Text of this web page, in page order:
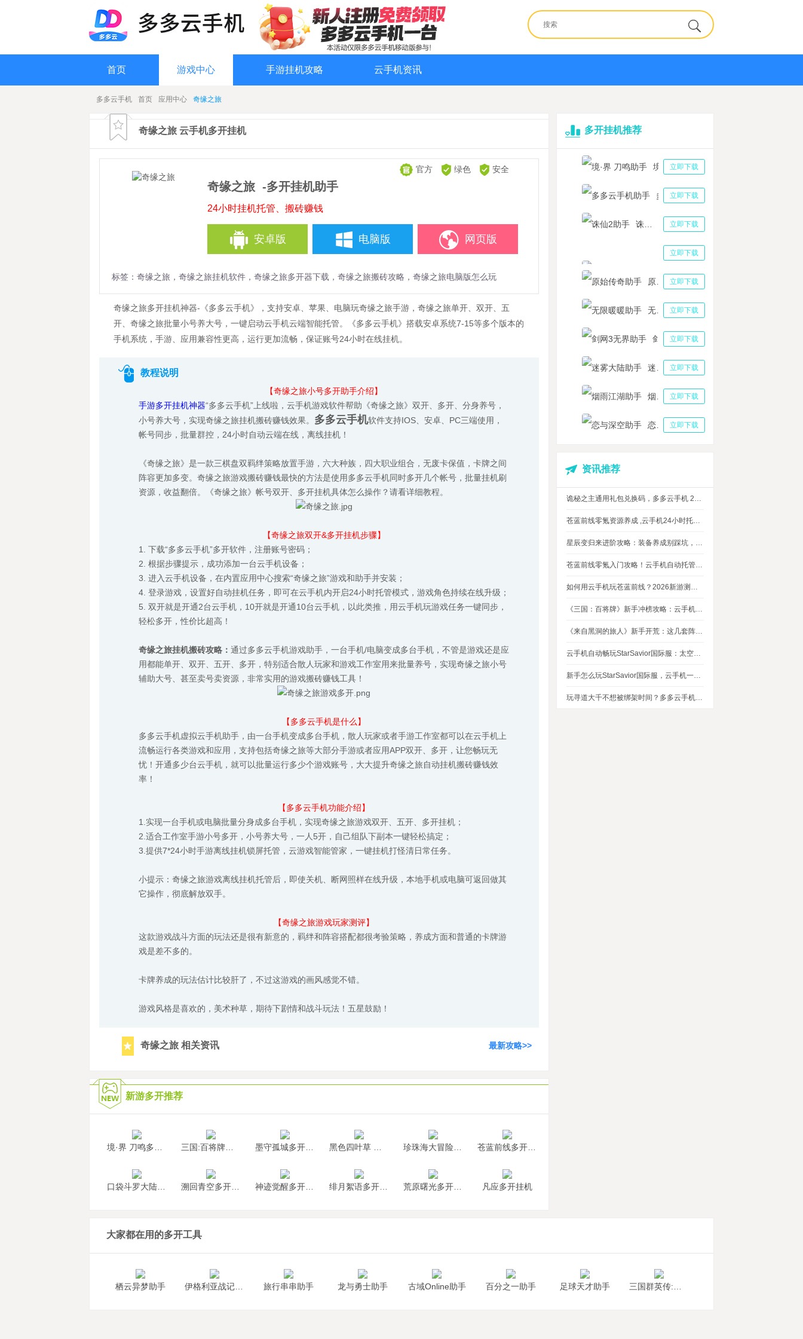
首页 游戏中心 手游挂机攻略 云手机资讯
多多云手机 首页 应用中心 奇缘之旅
奇缘之旅 云手机多开挂机
奇缘之旅 -多开挂机助手
24小时挂机托管、搬砖赚钱
官方 绿色 安全
安卓版 电脑版 网页版
标签：奇缘之旅，奇缘之旅挂机软件，奇缘之旅多开器下载，奇缘之旅搬砖攻略，奇缘之旅电脑版怎么玩
奇缘之旅多开挂机神器-《多多云手机》，支持安卓、苹果、电脑玩奇缘之旅手游，奇缘之旅单开、双开、五
开、奇缘之旅批量小号养大号，一键启动云手机云端智能托管。《多多云手机》搭载安卓系统7-15等多个版本的
手机系统，手游、应用兼容性更高，运行更加流畅，保证账号24小时在线挂机。
教程说明
【奇缘之旅小号多开助手介绍】
手游多开挂机神器“多多云手机”上线啦，云手机游戏软件帮助《奇缘之旅》双开、多开、分身养号，
小号养大号，实现奇缘之旅挂机搬砖赚钱效果。 多多云手机软件支持IOS、安卓、PC三端使用，
帐号同步，批量群控，24小时自动云端在线，离线挂机！
《奇缘之旅》是一款三棋盘双羁绊策略放置手游，六大种族，四大职业组合，无废卡保值，卡牌之间
阵容更加多变。奇缘之旅游戏搬砖赚钱最快的方法是使用多多云手机同时多开几个帐号，批量挂机刷
资源，收益翻倍。《奇缘之旅》帐号双开、多开挂机具体怎么操作？请看详细教程。
【奇缘之旅双开&多开挂机步骤】
1. 下载“多多云手机”多开软件，注册账号密码；
2. 根据步骤提示，成功添加一台云手机设备；
3. 进入云手机设备，在内置应用中心搜索“奇缘之旅”游戏和助手并安装；
4. 登录游戏，设置好自动挂机任务，即可在云手机内开启24小时托管模式，游戏角色持续在线升级；
5. 双开就是开通2台云手机，10开就是开通10台云手机，以此类推，用云手机玩游戏任务一键同步，
轻松多开，性价比超高！
奇缘之旅挂机搬砖攻略： 通过多多云手机游戏助手，一台手机/电脑变成多台手机，不管是游戏还是应
用都能单开、双开、五开、多开，特别适合散人玩家和游戏工作室用来批量养号，实现奇缘之旅小号
辅助大号、甚至卖号卖资源，非常实用的游戏搬砖赚钱工具！
【多多云手机是什么】
多多云手机虚拟云手机助手，由一台手机变成多台手机，散人玩家或者手游工作室都可以在云手机上
流畅运行各类游戏和应用，支持包括奇缘之旅等大部分手游或者应用APP双开、多开，让您畅玩无
忧！开通多少台云手机，就可以批量运行多少个游戏账号，大大提升奇缘之旅自动挂机搬砖赚钱效
率！
【多多云手机功能介绍】
1.实现一台手机或电脑批量分身成多台手机，实现奇缘之旅游戏双开、五开、多开挂机；
2.适合工作室手游小号多开，小号养大号，一人5开，自己组队下副本一键轻松搞定；
3.提供7*24小时手游离线挂机锁屏托管，云游戏智能管家，一键挂机打怪清日常任务。
小提示：奇缘之旅游戏离线挂机托管后，即使关机、断网照样在线升级，本地手机或电脑可返回做其
它操作，彻底解放双手。
【奇缘之旅游戏玩家测评】
这款游戏战斗方面的玩法还是很有新意的，羁绊和阵容搭配都很考验策略，养成方面和普通的卡牌游
戏是差不多的。
卡牌养成的玩法估计比较肝了，不过这游戏的画风感觉不错。
游戏风格是喜欢的，美术种草，期待下剧情和战斗玩法！五星鼓励！
奇缘之旅 相关资讯 最新攻略>>
新游多开推荐
凡应多开挂机
多开挂机推荐
立即下载
立即下载
多多云手机助手
立即下载
立即下载
三国志战略版助手
立即下载
立即下载
立即下载
立即下载
立即下载
立即下载
资讯推荐
诡秘之主通用礼包兑换码，多多云手机 24 小时挂机攻略
苍蓝前线零氪资源养成 ,云手机24小时托管，上班自动肝资源
星辰变归来进阶攻略：装备养成别踩坑，这几个技巧让你省下80%资源
苍蓝前线零氪入门攻略！云手机自动托管，24小时自动刷资源不掉队
如何用云手机玩苍蓝前线？2026新游测评，新手入坑玩法指南
《三国：百将牌》新手冲榜攻略：云手机多开挂机，轻松拿捏牌局优势
《来自黑洞的旅人》新手开荒：这几套阵容，实测好用
云手机自动畅玩StarSavior国际服：太空星战到底值不值得入坑
新手怎么玩StarSavior国际服，云手机一键搞定
玩寻道大千不想被绑架时间？多多云手机帮我自动挂机平衡游戏和生活
大家都在用的多开工具
栖云异梦助手 旅行串串助手 龙与勇士助手 古域Online助手 百分之一助手 足球天才助手